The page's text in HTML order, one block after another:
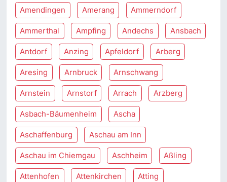
Amendingen Amerang Ammerndorf
Ammerthal Ampfing Andechs Ansbach
Antdorf Anzing Apfeldorf Arberg
Aresing Arnbruck Arnschwang
Arnstein Arnstorf Arrach Arzberg
Asbach-Bäumenheim Ascha
Aschaffenburg Aschau am Inn
Aschau im Chiemgau Aschheim Aßling
Attenhofen Attenkirchen Atting